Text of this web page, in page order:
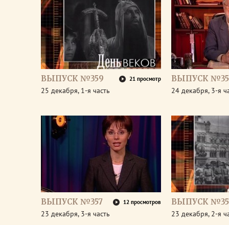
ВЫПУСК №359 21 просмотр
25 декабря, 1-я часть
ВЫПУСК
24 декабря, 3-я
ВЫПУСК №357 12 просмотров
23 декабря, 3-я часть
ВЫПУСК
23 декабря, 2-я